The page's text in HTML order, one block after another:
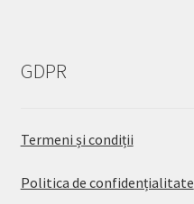
GDPR
Termeni și condiții
Politica de confidențialitate